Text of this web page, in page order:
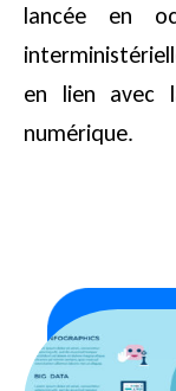
lancée en
en lien avec
numérique.